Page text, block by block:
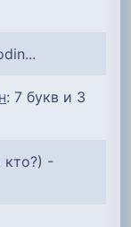
: 7 букв и 3
кто?) -